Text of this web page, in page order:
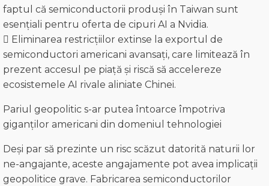
faptul că semiconductorii produși în Taiwan sunt
esențiali pentru oferta de cipuri AI a Nvidia.
 Eliminarea restricțiilor extinse la exportul de
semiconductori americani avansați, care limitează în
prezent accesul pe piață și riscă să accelereze
ecosistemele AI rivale aliniate Chinei.
Pariul geopolitic s-ar putea întoarce împotriva
giganților americani din domeniul tehnologiei
Deși par să prezinte un risc scăzut datorită naturii lor
ne-angajante, aceste angajamente pot avea implicații
geopolitice grave. Fabricarea semiconductorilor